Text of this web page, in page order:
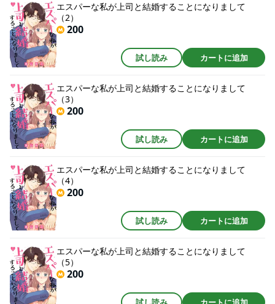
エスパーな私が上司と結婚することになりまして
（2）
200
試し読み カートに追加
エスパーな私が上司と結婚することになりまして
（3）
200
試し読み カートに追加
エスパーな私が上司と結婚することになりまして
（4）
200
試し読み カートに追加
エスパーな私が上司と結婚することになりまして
（5）
200